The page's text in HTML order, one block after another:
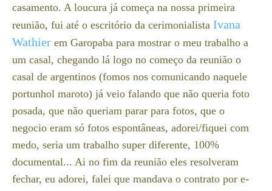
casamento. A loucura já começa na nossa primeira
reunião, fui até o escritório da cerimonialista Ivana
Wathier em Garopaba para mostrar o meu trabalho a
um casal, chegando lá logo no começo da reunião o
casal de argentinos (fomos nos comunicando naquele
portunhol maroto) já veio falando que não queria foto
posada, que não queriam parar para fotos, que o
negocio eram só fotos espontâneas, adorei/fiquei com
medo, seria um trabalho super diferente, 100%
documental... Ai no fim da reunião eles resolveram
fechar, eu adorei, falei que mandava o contrato por e-